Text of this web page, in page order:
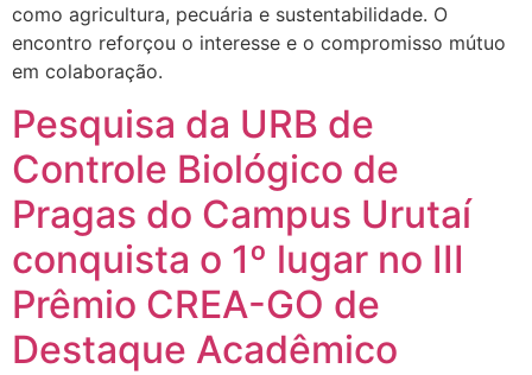
como agricultura, pecuária e sustentabilidade. O
encontro reforçou o interesse e o compromisso mútuo
em colaboração.
Pesquisa da URB de
Controle Biológico de
Pragas do Campus Urutaí
conquista o 1º lugar no III
Prêmio CREA-GO de
Destaque Acadêmico